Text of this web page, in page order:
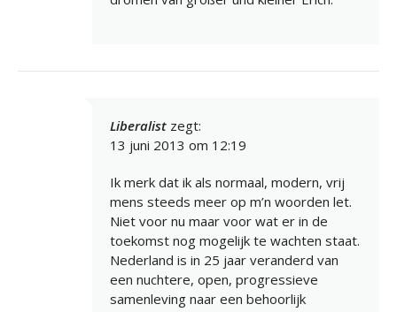
Liberalist zegt:
13 juni 2013 om 12:19
Ik merk dat ik als normaal, modern, vrij
mens steeds meer op m’n woorden let.
Niet voor nu maar voor wat er in de
toekomst nog mogelijk te wachten staat.
Nederland is in 25 jaar veranderd van
een nuchtere, open, progressieve
samenleving naar een behoorlijk